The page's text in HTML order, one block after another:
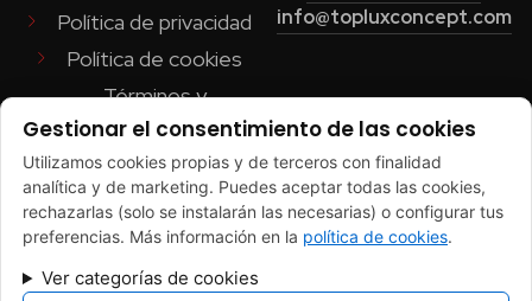
Política de privacidad
Política de cookies
Términos y
Condiciones
Accesibilidad
Sitemap
info@topluxconcept.com
DIGITAL POR LOS FONDOS NEXT GENERATION (EU) DEL
MECANISMO DE RECUPERACIÓN Y RESILENCIA
Gestionar el consentimiento de las cookies
Utilizamos cookies propias y de terceros con finalidad
analítica y de marketing. Puedes aceptar todas las cookies,
rechazarlas (solo se instalarán las necesarias) o configurar tus
preferencias. Más información en la política de cookies.
Ver categorías de cookies